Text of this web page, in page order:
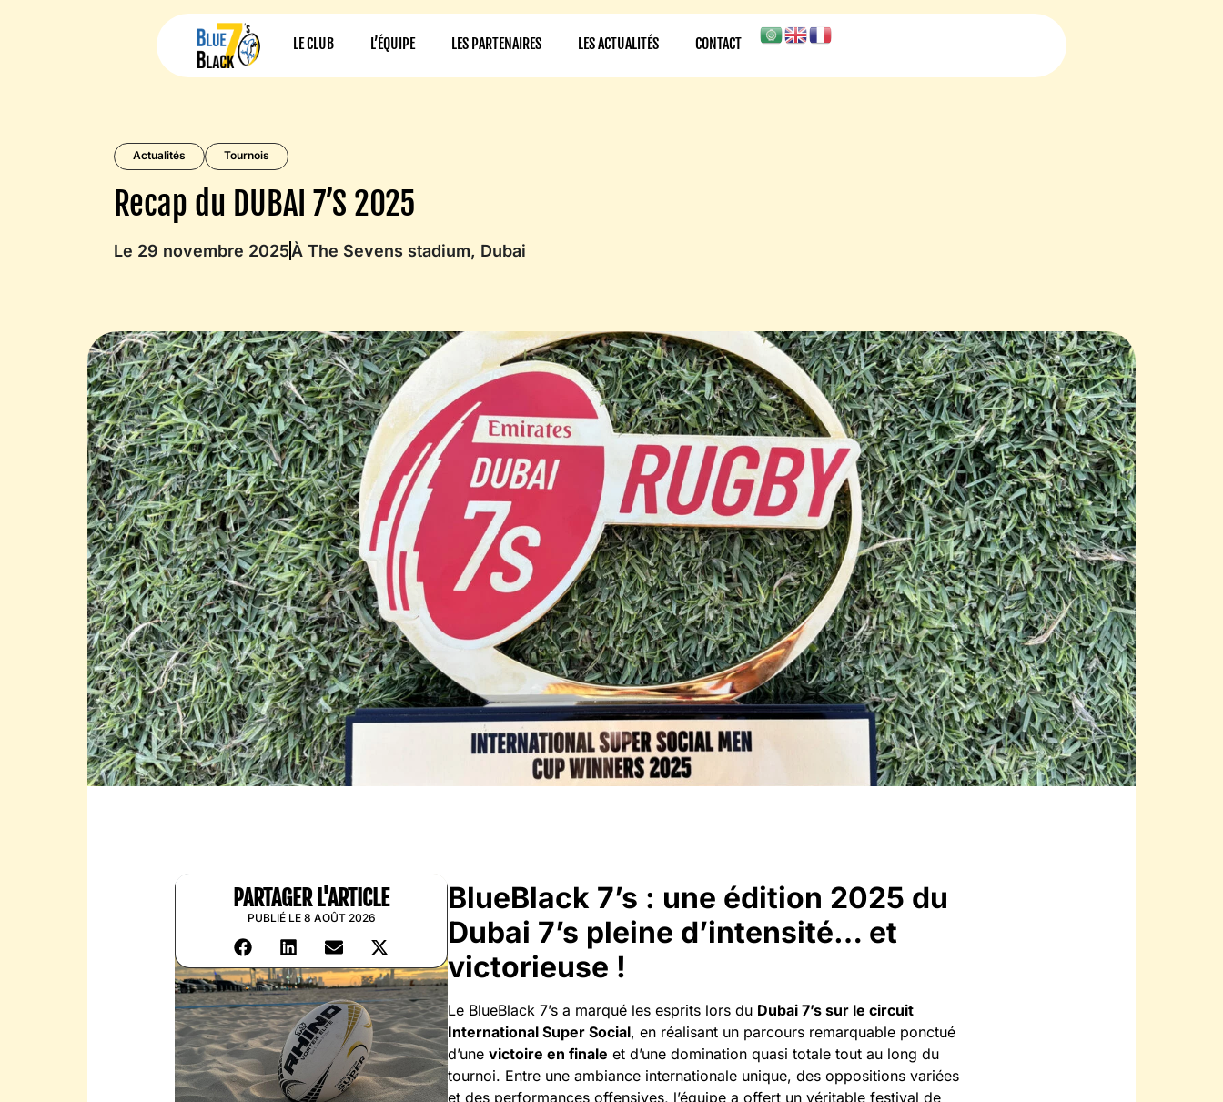
LE CLUB L’ÉQUIPE LES PARTENAIRES LES ACTUALITÉS CONTACT
Actualités Tournois
Recap du DUBAI 7’S 2025
Le 29 novembre 2025À The Sevens stadium, Dubai
PARTAGER L'ARTICLE
PUBLIÉ LE 8 AOÛT 2026
BlueBlack 7’s : une édition 2025 du
Dubai 7’s pleine d’intensité… et
victorieuse !
Le BlueBlack 7’s a marqué les esprits lors du Dubai 7’s sur le circuit
International Super Social, en réalisant un parcours remarquable ponctué
d’une victoire en finale et d’une domination quasi totale tout au long du
tournoi. Entre une ambiance internationale unique, des oppositions variées
et des performances offensives, l’équipe a offert un véritable festival de